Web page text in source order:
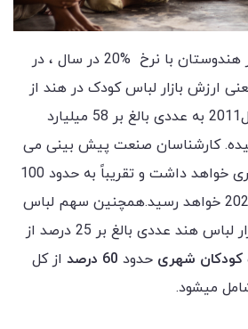
بازار پوشاک بچه گانه در هندوستان با نرخ %20 در سال ، در
ارزش بازار لباس کودک در هند از
38 میلیارد روپیه در سال2011 به عددی بالغ بر 58 میلیارد
در سال 2015 رسیده. کارشناسان صنعت پیش بینی می
کنند که بازار رشد بیشتری خواهد داشت و تقریباً به حدود 100
میلیارد روپیه در سال 2020 خواهد رسید.همچنین سهم لباس
کودکان نسبت به کل بازار لباس هند عددی بالغ بر 25 درصد از
کودکان شهری حدود 60 درصد
از کل
میشود.